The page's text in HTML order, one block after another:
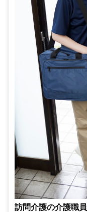
訪問介護の介護職員